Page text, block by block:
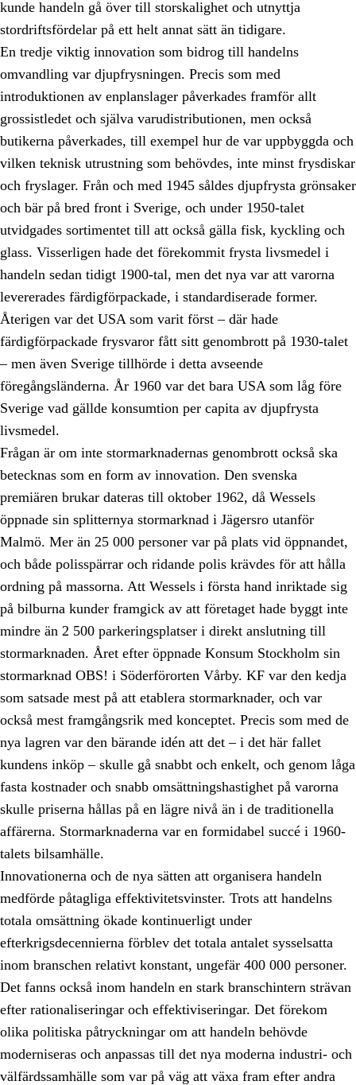
kunde handeln gå över till storskalighet och utnyttja
stordriftsfördelar på ett helt annat sätt än tidigare.
En tredje viktig innovation som bidrog till handelns
omvandling var djupfrysningen. Precis som med
introduktionen av enplanslager påverkades framför allt
grossistledet och själva varudistributionen, men också
butikerna påverkades, till exempel hur de var uppbyggda och
vilken teknisk utrustning som behövdes, inte minst frysdiskar
och fryslager. Från och med 1945 såldes djupfrysta grönsaker
och bär på bred front i Sverige, och under 1950-talet
utvidgades sortimentet till att också gälla fisk, kyckling och
glass. Visserligen hade det förekommit frysta livsmedel i
handeln sedan tidigt 1900-tal, men det nya var att varorna
levererades färdigförpackade, i standardiserade former.
Återigen var det USA som varit först – där hade
färdigförpackade frysvaror fått sitt genombrott på 1930-talet
– men även Sverige tillhörde i detta avseende
föregångsländerna. År 1960 var det bara USA som låg före
Sverige vad gällde konsumtion per capita av djupfrysta
livsmedel.
Frågan är om inte stormarknadernas genombrott också ska
betecknas som en form av innovation. Den svenska
premiären brukar dateras till oktober 1962, då Wessels
öppnade sin splitternya stormarknad i Jägersro utanför
Malmö. Mer än 25 000 personer var på plats vid öppnandet,
och både polisspärrar och ridande polis krävdes för att hålla
ordning på massorna. Att Wessels i första hand inriktade sig
på bilburna kunder framgick av att företaget hade byggt inte
mindre än 2 500 parkeringsplatser i direkt anslutning till
stormarknaden. Året efter öppnade Konsum Stockholm sin
stormarknad OBS! i Söderförorten Vårby. KF var den kedja
som satsade mest på att etablera stormarknader, och var
också mest framgångsrik med konceptet. Precis som med de
nya lagren var den bärande idén att det – i det här fallet
kundens inköp – skulle gå snabbt och enkelt, och genom låga
fasta kostnader och snabb omsättningshastighet på varorna
skulle priserna hållas på en lägre nivå än i de traditionella
affärerna. Stormarknaderna var en formidabel succé i 1960-
talets bilsamhälle.
Innovationerna och de nya sätten att organisera handeln
medförde påtagliga effektivitetsvinster. Trots att handelns
totala omsättning ökade kontinuerligt under
efterkrigsdecennierna förblev det totala antalet sysselsatta
inom branschen relativt konstant, ungefär 400 000 personer.
Det fanns också inom handeln en stark branschintern strävan
efter rationaliseringar och effektiviseringar. Det förekom
olika politiska påtryckningar om att handeln behövde
moderniseras och anpassas till det nya moderna industri- och
välfärdssamhälle som var på väg att växa fram efter andra